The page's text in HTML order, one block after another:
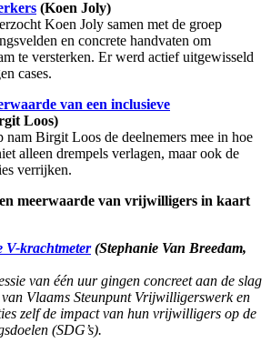
(Koen Joly)
Koen Joly samen met de groep
en concrete handvaten om
te versterken. Er werd actief uitgewisseld
cases.
van een inclusieve
Loos)
nam Birgit Loos de deelnemers mee in hoe
alleen drempels verlagen, maar ook de
verrijken.
meerwaarde van vrijwilligers in kaart
V-krachtmeter(Stephanie Van Breedam,
van één uur gingen concreet aan de slag
Vlaams Steunpunt Vrijwilligerswerk en
zelf de impact van hun vrijwilligers op de
(SDG’s).